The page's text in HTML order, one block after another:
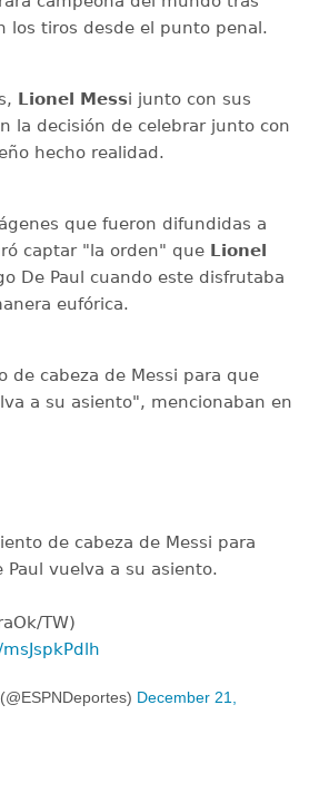
los tiros desde el punto penal.
Lionel Messi junto con sus
la decisión de celebrar junto con
hecho realidad.
que fueron difundidas a
captar "la orden" que Lionel
De Paul cuando este disfrutaba
eufórica.
de cabeza de Messi para que
a su asiento", mencionaban en
de cabeza de Messi para
Paul vuelva a su asiento.
TW)
December 21,